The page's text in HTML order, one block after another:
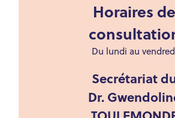
Horaires de
Du lundi au
Secrétariat
Dr.